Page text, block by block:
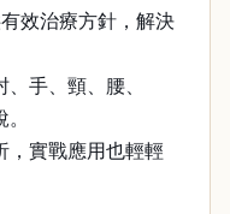
效治療方針，解決
手、頸、腰、
實戰應用也輕輕